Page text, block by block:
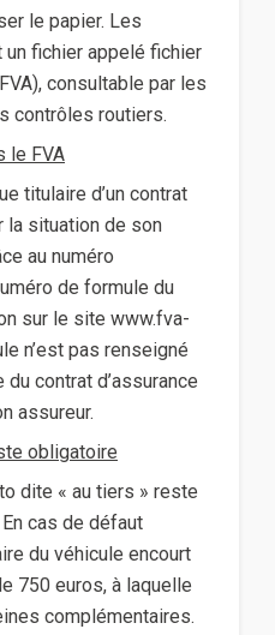
le papier. Les
fichier appelé fichier
consultable par les
contrôles routiers.
le FVA
titulaire d’un contrat
la situation de son
au numéro
de formule du
sur le site www.fva-
n’est pas renseigné
contrat d’assurance
assureur.
obligatoire
dite « au tiers » reste
cas de défaut
du véhicule encourt
750 euros, à laquelle
complémentaires.